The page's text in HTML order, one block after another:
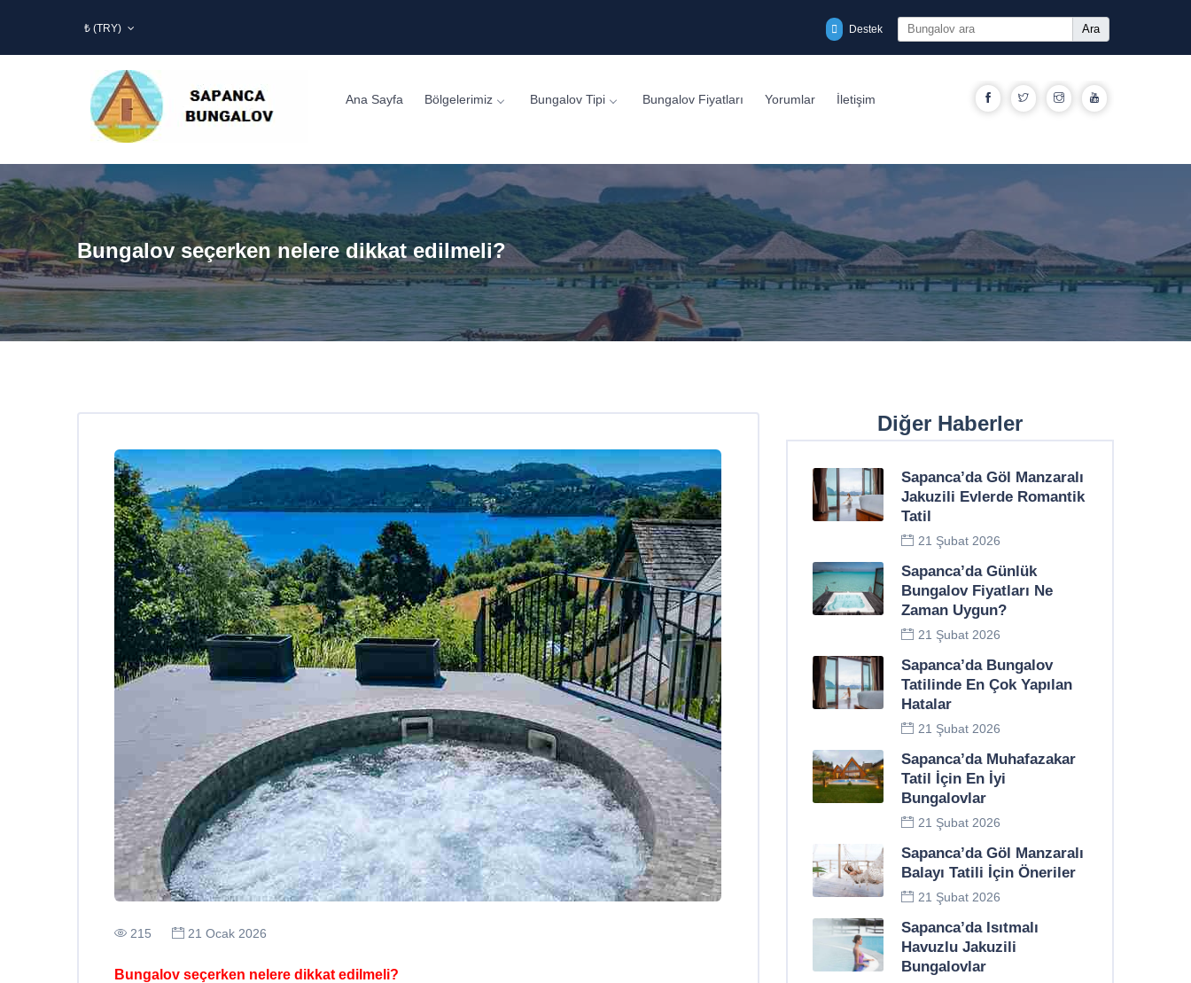
₺ (TRY) Destek Ara
Ana Sayfa Bölgelerimiz Bungalov Tipi Bungalov Fiyatları Yorumlar İletişim FacebookTwitter Instagram
Bungalov seçerken nelere dikkat edilmeli?
215 21 Ocak 2026
Bungalov seçerken nelere dikkat edilmeli?
Diğer Haberler
Sapanca’da Göl Manzaralı
Jakuzili Evlerde Romantik
Tatil
21 Şubat 2026
Sapanca’da Günlük
Bungalov Fiyatları Ne
Zaman Uygun?
21 Şubat 2026
Sapanca’da Bungalov
Tatilinde En Çok Yapılan
Hatalar
21 Şubat 2026
Sapanca’da Muhafazakar
Tatil İçin En İyi
Bungalovlar
21 Şubat 2026
Sapanca’da Göl Manzaralı
Balayı Tatili İçin Öneriler
21 Şubat 2026
Sapanca’da Isıtmalı
Havuzlu Jakuzili
Bungalovlar